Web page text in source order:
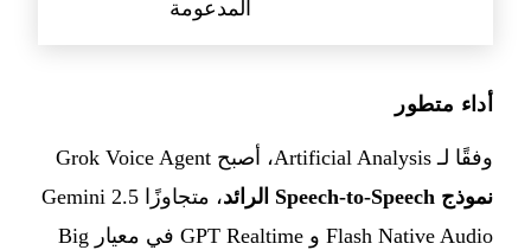
المدعومة
أداء متطور
وفقًا لـ Artificial Analysis، أصبح Grok Voice Agent
نموذج Speech-to-Speech الرائد
، متجاوزًا Gemini 2.5
Flash Native Audio و GPT Realtime في معيار Big